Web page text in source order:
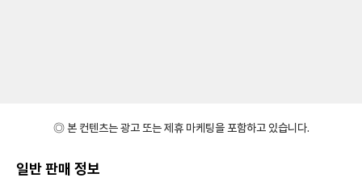
◎ 본 컨텐츠는 광고 또는 제휴 마케팅을 포함하고 있습니다.
일반 판매 정보